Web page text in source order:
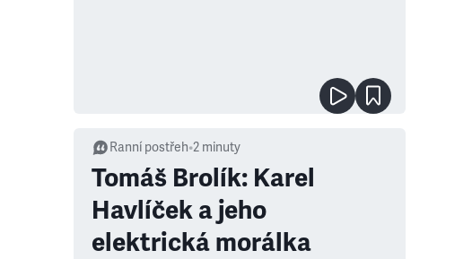
Ranní postřeh•2 minuty
Tomáš Brolík: Karel
Havlíček a jeho
elektrická morálka